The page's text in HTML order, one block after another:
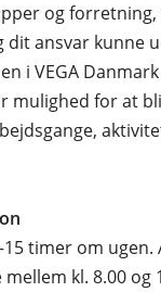
og forretning,
ansvar kunne
i VEGA
mulighed for at
timer om
kl. 8.00 og